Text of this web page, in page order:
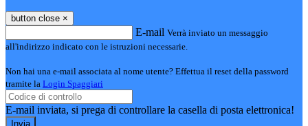
button close ×
E-mail Verrà inviato un messaggio
all'indirizzo indicato con le istruzioni necessarie.
Non hai una e-mail associata al nome utente? Effettua il reset della password
tramite la Login Spaggiari
E-mail inviata, si prega di controllare la casella di posta elettronica!